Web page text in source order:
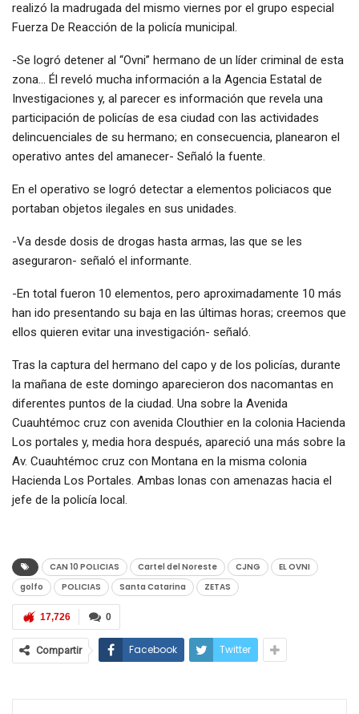
realizó la madrugada del mismo viernes por el grupo especial
Fuerza De Reacción de la policía municipal.
-Se logró detener al “Ovni” hermano de un líder criminal de esta
zona… Él reveló mucha información a la Agencia Estatal de
Investigaciones y, al parecer es información que revela una
participación de policías de esa ciudad con las actividades
delincuenciales de su hermano; en consecuencia, planearon el
operativo antes del amanecer- Señaló la fuente.
En el operativo se logró detectar a elementos policiacos que
portaban objetos ilegales en sus unidades.
-Va desde dosis de drogas hasta armas, las que se les
aseguraron- señaló el informante.
-En total fueron 10 elementos, pero aproximadamente 10 más
han ido presentando su baja en las últimas horas; creemos que
ellos quieren evitar una investigación- señaló.
Tras la captura del hermano del capo y de los policías, durante
la mañana de este domingo aparecieron dos nacomantas en
diferentes puntos de la ciudad. Una sobre la Avenida
Cuauhtémoc cruz con avenida Clouthier en la colonia Hacienda
Los portales y, media hora después, apareció una más sobre la
Av. Cuauhtémoc cruz con Montana en la misma colonia
Hacienda Los Portales. Ambas lonas con amenazas hacia el
jefe de la policía local.
CAN 10 POLICIAS Cartel del Noreste CJNG
EL OVNI
golfo
POLICIAS Santa Catarina ZETAS
0
17,726
Compartir Facebook Twitter